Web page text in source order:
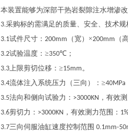
本装置能够为深部干热岩裂隙注水增渗
3.采购标的需满足的质量、安全、技术
3.1试件尺寸： 200mm （宽）×200mm （
3.2试验温度：≥350℃；
3.3上限剪切位移：≥15mm。
3.4流体注入系统压力（三向）：≥40MPa
3.5法向和侧向试验力： >3000KN ，有效
3.6剪切力： >3000KN ，有效测力范围： 1%
3.7三向伺服油缸速度控制范围 0.1mm-